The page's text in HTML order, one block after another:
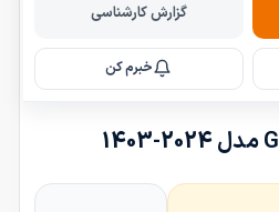
گزارش کارشناسی
خبرم کن